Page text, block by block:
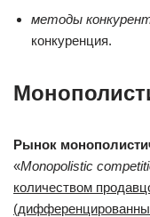
методы
конкуренция.
Рынок
«Monopolistic
количеством